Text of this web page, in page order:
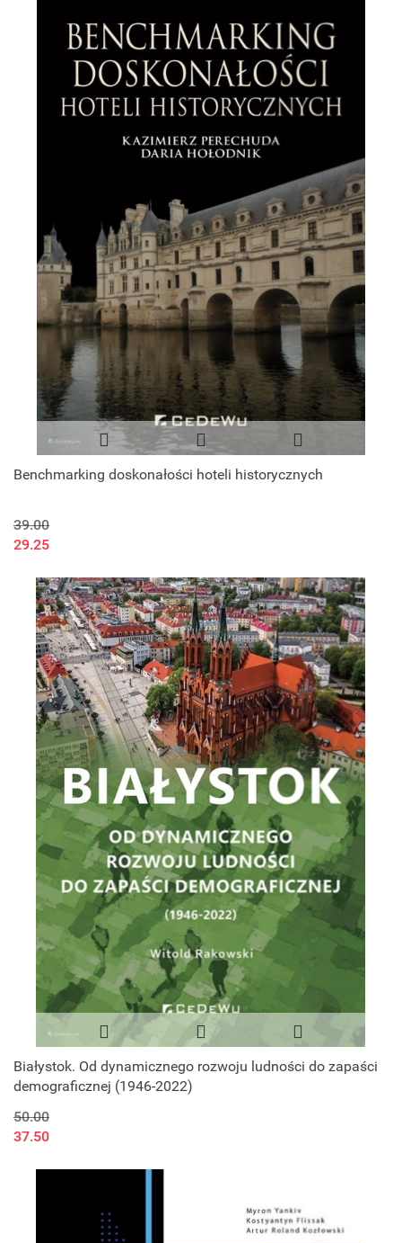
Benchmarking doskonałości hoteli historycznych
39.00
29.25
Białystok. Od dynamicznego rozwoju ludności do zapaści
demograficznej (1946-2022)
50.00
37.50